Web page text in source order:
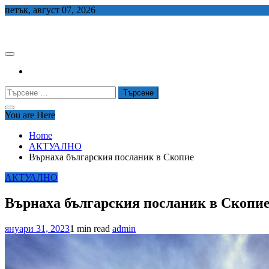
Skip
петък, август 07, 2026
Търсене
за:
You are Here
Home
АКТУАЛНО
Върнаха българския посланик в Скопие
АКТУАЛНО
Върнаха българския посланик в
януари 31, 20231 min read admin